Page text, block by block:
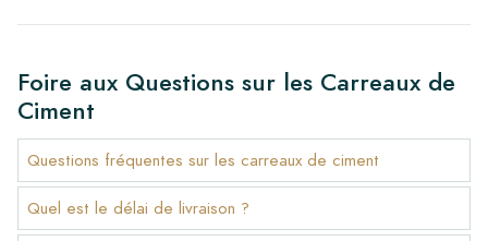
Foire aux Questions sur les Carreaux de
Ciment
Questions fréquentes sur les carreaux de ciment
Quel est le délai de livraison ?